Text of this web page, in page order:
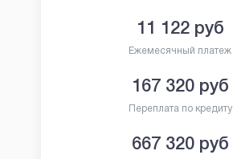
11 122руб
Ежемесячный платеж
167 320руб
Переплата по кредиту
667 320руб